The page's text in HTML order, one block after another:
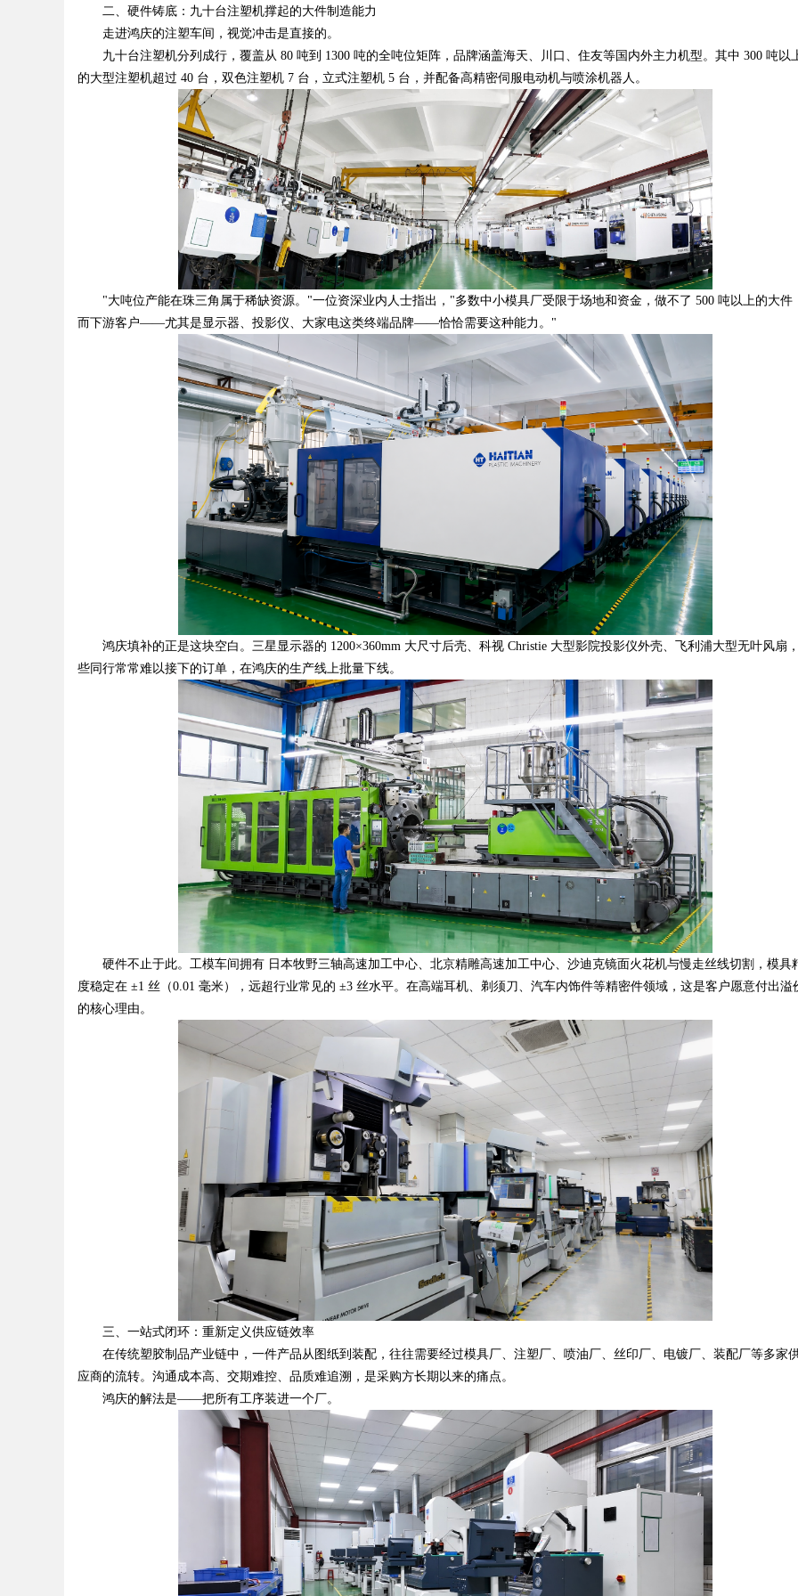
二、硬件铸底：九十台注塑机撑起的大件制造能力
走进鸿庆的注塑车间，视觉冲击是直接的。
九十台注塑机分列成行，覆盖从 80 吨到 1300 吨的全吨位矩阵，品牌涵盖海天、川口、住友等国内外主力机型。其中 300 吨以
的大型注塑机超过 40 台，双色注塑机 7 台，立式注塑机 5 台，并配备高精密伺服电动机与喷涂机器人。
"大吨位产能在珠三角属于稀缺资源。"一位资深业内人士指出，"多数中小模具厂受限于场地和资金，做不了 500 吨以上的大件
而下游客户——尤其是显示器、投影仪、大家电这类终端品牌——恰恰需要这种能力。"
鸿庆填补的正是这块空白。三星显示器的 1200×360mm 大尺寸后壳、科视 Christie 大型影院投影仪外壳、飞利浦大型无叶风扇
些同行常常难以接下的订单，在鸿庆的生产线上批量下线。
硬件不止于此。工模车间拥有 日本牧野三轴高速加工中心、北京精雕高速加工中心、沙迪克镜面火花机与慢走丝线切割，模具
度稳定在 ±1 丝（0.01 毫米），远超行业常见的 ±3 丝水平。在高端耳机、剃须刀、汽车内饰件等精密件领域，这是客户愿意付出溢
的核心理由。
三、一站式闭环：重新定义供应链效率
在传统塑胶制品产业链中，一件产品从图纸到装配，往往需要经过模具厂、注塑厂、喷油厂、丝印厂、电镀厂、装配厂等多家
应商的流转。沟通成本高、交期难控、品质难追溯，是采购方长期以来的痛点。
鸿庆的解法是——把所有工序装进一个厂。